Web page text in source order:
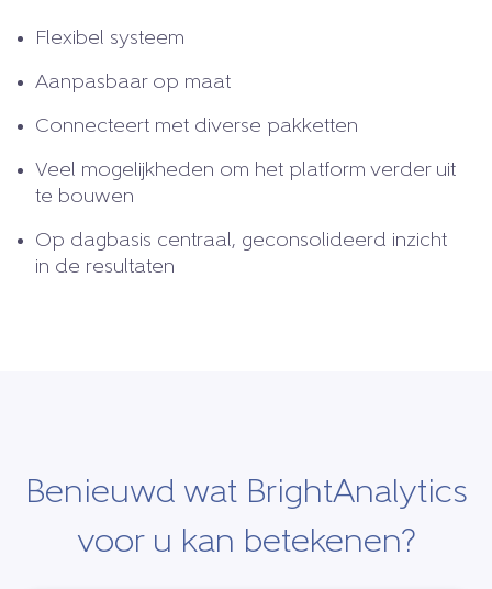
Flexibel systeem
Aanpasbaar op maat
Connecteert met diverse pakketten
Veel mogelijkheden om het platform verder uit
te bouwen
Op dagbasis centraal, geconsolideerd inzicht
in de resultaten
Benieuwd wat BrightAnalytics
voor u kan betekenen?